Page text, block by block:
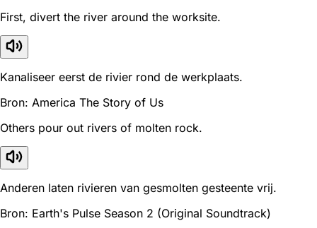
First, divert the river around the worksite.
Kanaliseer eerst de rivier rond de werkplaats.
Bron: America The Story of Us
Others pour out rivers of molten rock.
Anderen laten rivieren van gesmolten gesteente vrij.
Bron: Earth's Pulse Season 2 (Original Soundtrack)